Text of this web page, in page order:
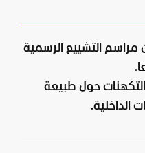
التشييع الرسمية
التكهنات حول طبيعة
الداخلية.